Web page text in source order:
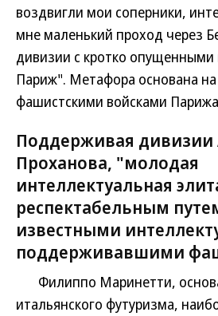
воздвигли мои соперники,
мне маленький проход через
дивизии с кротко
Париж". Метафора основана на
фашистскими войсками Парижа
Поддерживая дивизии
Проханова, "молодая
интеллектуальная
респектабельным
известными
поддерживавшими
Филиппо Маринетти,
итальянского футуризма,